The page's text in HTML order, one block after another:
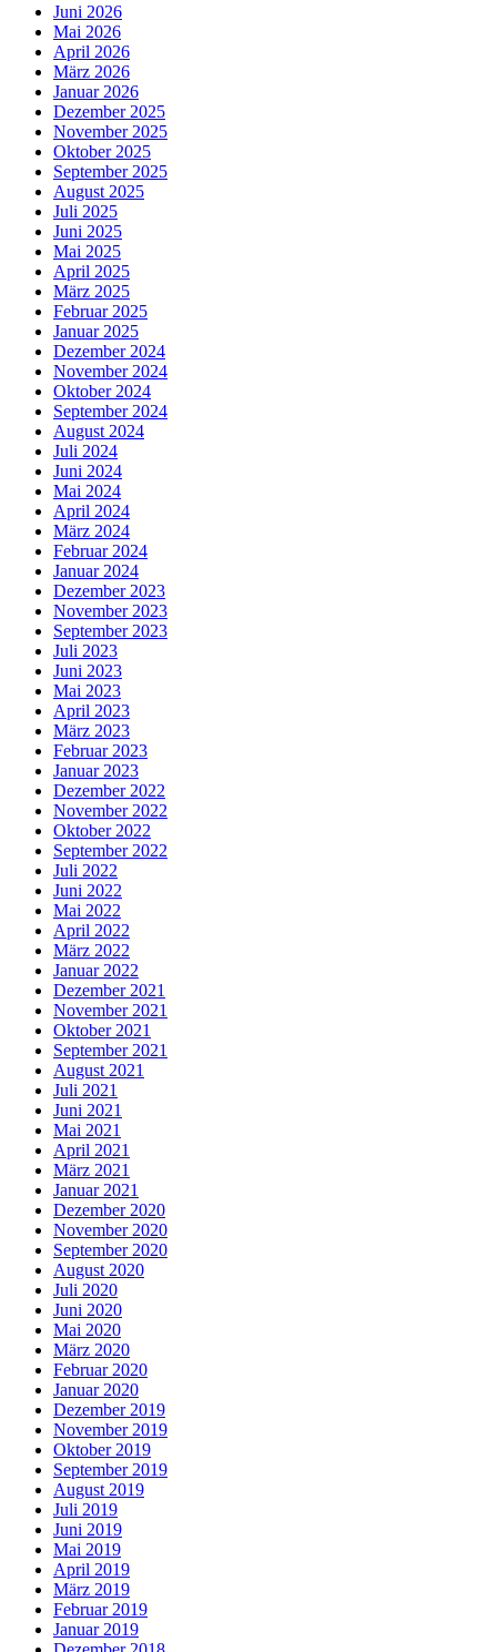
Juni 2026
Mai 2026
April 2026
März 2026
Januar 2026
Dezember 2025
November 2025
Oktober 2025
September 2025
August 2025
Juli 2025
Juni 2025
Mai 2025
April 2025
März 2025
Februar 2025
Januar 2025
Dezember 2024
November 2024
Oktober 2024
September 2024
August 2024
Juli 2024
Juni 2024
Mai 2024
April 2024
März 2024
Februar 2024
Januar 2024
Dezember 2023
November 2023
September 2023
Juli 2023
Juni 2023
Mai 2023
April 2023
März 2023
Februar 2023
Januar 2023
Dezember 2022
November 2022
Oktober 2022
September 2022
Juli 2022
Juni 2022
Mai 2022
April 2022
März 2022
Januar 2022
Dezember 2021
November 2021
Oktober 2021
September 2021
August 2021
Juli 2021
Juni 2021
Mai 2021
April 2021
März 2021
Januar 2021
Dezember 2020
November 2020
September 2020
August 2020
Juli 2020
Juni 2020
Mai 2020
März 2020
Februar 2020
Januar 2020
Dezember 2019
November 2019
Oktober 2019
September 2019
August 2019
Juli 2019
Juni 2019
Mai 2019
April 2019
März 2019
Februar 2019
Januar 2019